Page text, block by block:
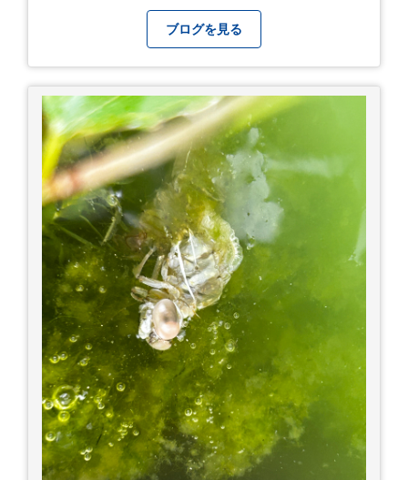
て本当に良かったです！ そして美味しい物もたく
さん。 写真は地元のスーパーで買った自分へのお
土産たち。 お好み焼きもやっぱり美味しいです
ね！ 広島また遊びに行きたいです♪
ブログを見る